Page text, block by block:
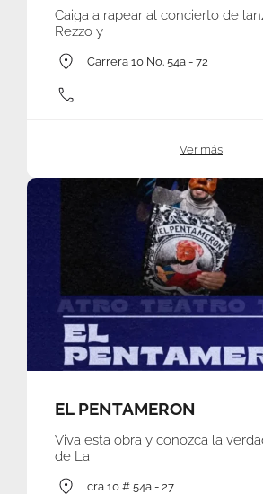
Caiga a rapear al concierto de
Rezzo y
Carrera 10 No. 54a - 72
Ver más
EL PENTAMERON
Viva esta obra y conozca la
de La
cra 10 # 54a - 27